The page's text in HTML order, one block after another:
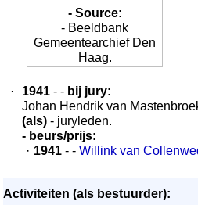
- Source:
- Beeldbank
Gemeentearchief Den
Haag.
· 1941 - - bij jury:
Johan Hendrik van
(als) - juryleden.
- beurs/prijs:
· 1941 - - Willink van
Activiteiten (als bestuurder):